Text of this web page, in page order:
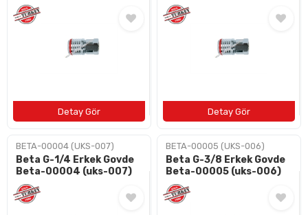
BETA-00004 (UKS-007)
Beta G-1/4 Erkek Govde
Beta-00004 (uks-007)
BETA-00005 (UKS-006)
Beta G-3/8 Erkek Govde
Beta-00005 (uks-006)